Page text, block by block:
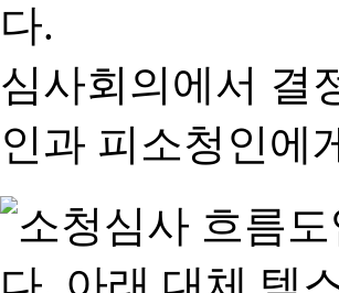
다.
심사회의에서 결
인과 피소청인에